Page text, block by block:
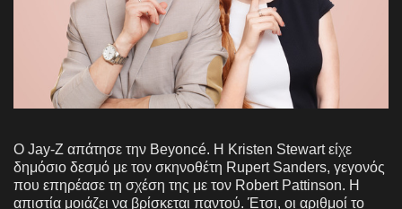
Ο Jay-Z απάτησε την Beyoncé. Η Kristen Stewart είχε
δημόσιο δεσμό με τον σκηνοθέτη Rupert Sanders, γεγονός
που επηρέασε τη σχέση της με τον Robert Pattinson. Η
απιστία μοιάζει να βρίσκεται παντού. Έτσι, οι αριθμοί το